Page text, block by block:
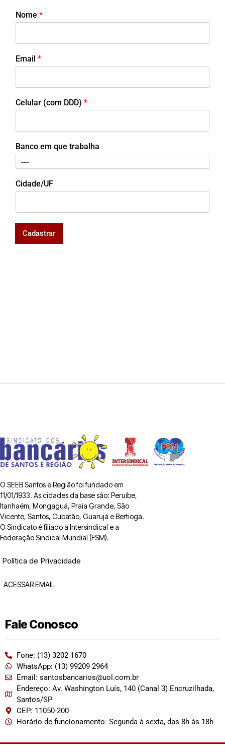
Nome *
Email *
Celular (com DDD) *
Banco em que trabalha
Cidade/UF
Cadastrar
O SEEB Santos e Região foi fundado em
11/01/1933. As cidades da base são: Peruíbe,
Itanhaém, Mongaguá, Praia Grande, São
Vicente, Santos, Cubatão, Guarujá e Bertioga.
O Sindicato é filiado à Intersindical e a
Federação Sindical Mundial (FSM).
Política de Privacidade
ACESSAR EMAIL
Fale Conosco
Fone: (13) 3202 1670
WhatsApp: (13) 99209 2964
Email: santosbancarios@uol.com.br
Endereço: Av. Washington Luís, 140 (Canal 3) Encruzilhada,
Santos/SP
CEP: 11050-200
Horário de funcionamento: Segunda à sexta, das 8h às 18h